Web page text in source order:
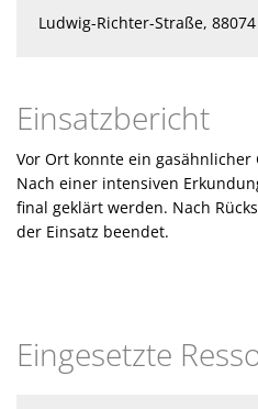
Ludwig-Richter-Straße,
Einsatzbericht
Vor Ort konnte ein
Nach einer intensiven
final geklärt werden. Nach
der Einsatz beendet.
Eingesetzte